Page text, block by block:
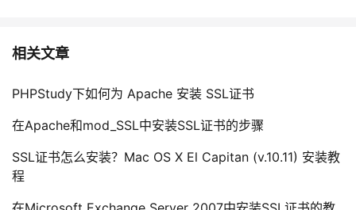
相关文章
PHPStudy下如何为 Apache 安装 SSL证书
在Apache和mod_SSL中安装SSL证书的步骤
SSL证书怎么安装？Mac OS X El Capitan (v.10.11) 安装教
程